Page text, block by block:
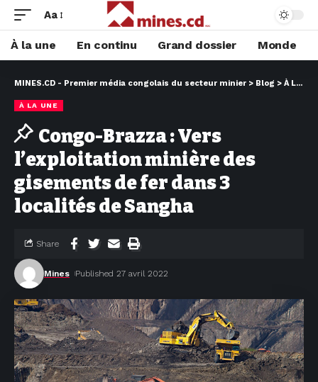
Aa
À la une En continu Grand dossier Monde
MINES.CD - Premier média congolais du secteur minier > Blog > À LA UNE
À LA UNE
Congo-Brazza : Vers
l’exploitation minière des
gisements de fer dans 3
localités de Sangha
Mines Published 27 avril 2022
Share